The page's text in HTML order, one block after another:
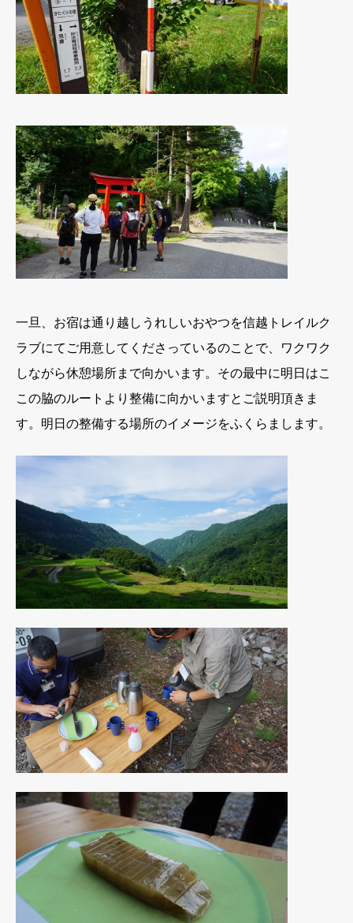
一旦、お宿は通り越しうれしいおやつを信越トレイルク
ラブにてご用意してくださっているのことで、ワクワク
しながら休憩場所まで向かいます。その最中に明日はこ
この脇のルートより整備に向かいますとご説明頂きま
す。明日の整備する場所のイメージをふくらまします。